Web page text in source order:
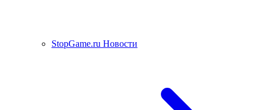
StopGame.ru Новости